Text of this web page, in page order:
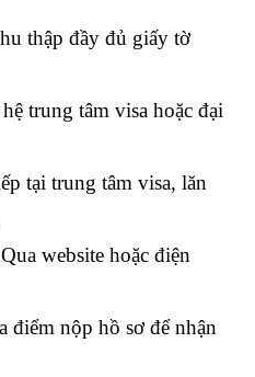
thập đầy đủ giấy tờ
trung tâm visa hoặc đại
tại trung tâm visa, lăn
website hoặc điện
điểm nộp hồ sơ để nhận